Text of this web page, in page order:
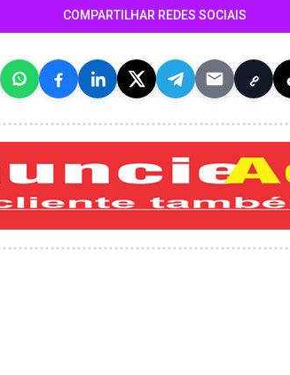
COMPARTILHAR REDES SOCIAIS